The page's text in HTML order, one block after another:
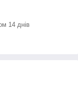
14 днів